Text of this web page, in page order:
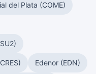
del Plata (COME)
Edenor (EDN)